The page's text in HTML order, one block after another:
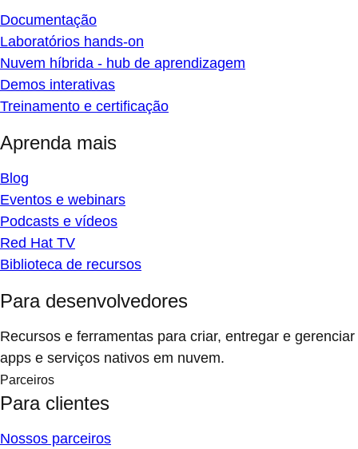
Documentação
Laboratórios hands-on
Nuvem híbrida - hub de aprendizagem
Demos interativas
Treinamento e certificação
Aprenda mais
Blog
Eventos e webinars
Podcasts e vídeos
Red Hat TV
Biblioteca de recursos
Para desenvolvedores
Recursos e ferramentas para criar, entregar e gerenciar
apps e serviços nativos em nuvem.
Parceiros
Para clientes
Nossos parceiros